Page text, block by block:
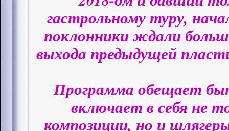
гастрольному туру,
поклонники ждали
выхода предыдущей
Программа обещает
включает в себя не
композиции, но и